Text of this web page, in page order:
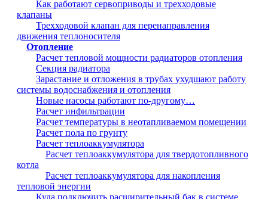
Как работают сервоприводы и трехходовые
клапаны
Трехходовой клапан для перенаправления
движения теплоносителя
Отопление
Расчет тепловой мощности радиаторов отопления
Секция радиатора
Зарастание и отложения в трубах ухудшают работу
системы водоснабжения и отопления
Новые насосы работают по-другому…
Расчет инфильтрации
Расчет температуры в неотапливаемом помещении
Расчет пола по грунту
Расчет теплоаккумулятора
Расчет теплоаккумулятора для твердотопливного
котла
Расчет теплоаккумулятора для накопления
тепловой энергии
Куда подключить расширительный бак в системе